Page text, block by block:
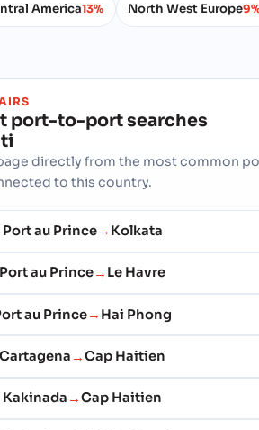
America13% North West Europe
port-to-port searches
directly from the most common
to this country.
Port au Prince→ Kolkata
Port au Prince→ Le Havre
au Prince→ Hai Phong
Cartagena →Cap Haitien
Kakinada →Cap Haitien